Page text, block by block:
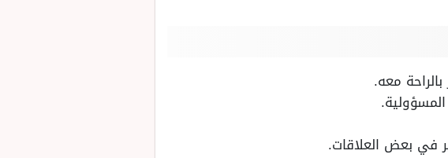
معه.
في بعض العلاقات.